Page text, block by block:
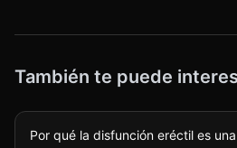
También te puede
Por qué la disfunción eréctil es